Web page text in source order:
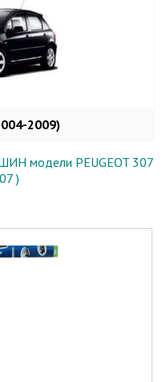
2009)
модели PEUGEOT 307
)